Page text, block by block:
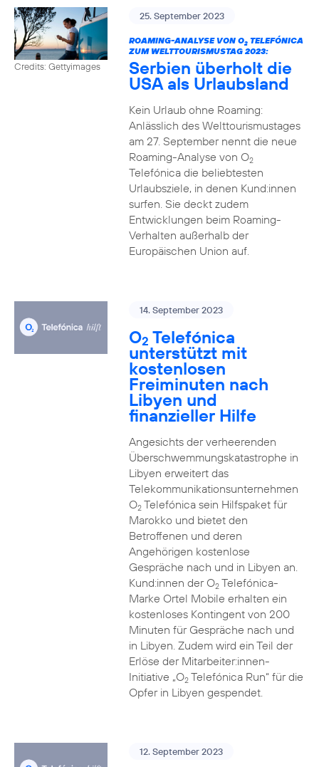
Credits: Gettyimages
25. September 2023
ROAMING-ANALYSE VON O2TELEFÓNICA
ZUM WELTTOURISMUSTAG 2023:
Serbien überholt die
USA als Urlaubsland
Kein Urlaub ohne Roaming:
Anlässlich des Welttourismustages
am 27. September nennt die neue
Roaming-Analyse von O2
Telefónica die beliebtesten
Urlaubsziele, in denen Kund:innen
surfen. Sie deckt zudem
Entwicklungen beim Roaming-
Verhalten außerhalb der
Europäischen Union auf.
14. September 2023
O2 Telefónica
unterstützt mit
kostenlosen
Freiminuten nach
Libyen und
finanzieller Hilfe
Angesichts der verheerenden
Überschwemmungskatastrophe in
Libyen erweitert das
Telekommunikationsunternehmen
O2Telefónica sein Hilfspaket für
Marokko und bietet den
Betroffenen und deren
Angehörigen kostenlose
Gespräche nach und in Libyen an.
Kund:innen der O2Telefónica-
Marke Ortel Mobile erhalten ein
kostenloses Kontingent von 200
Minuten für Gespräche nach und
in Libyen. Zudem wird ein Teil der
Erlöse der Mitarbeiter:innen-
Initiative „O2Telefónica Run“ für die
Opfer in Libyen gespendet.
12. September 2023